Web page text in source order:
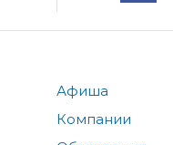
Афиша
Компании